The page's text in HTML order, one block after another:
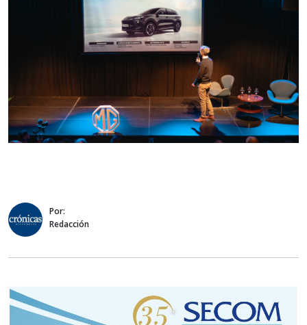
Por:
Redacción